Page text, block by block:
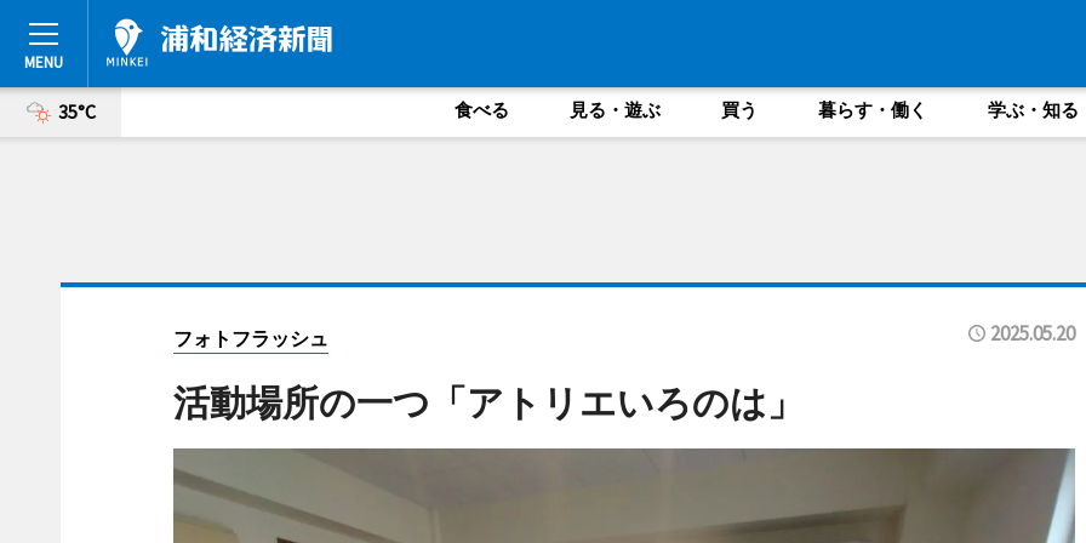
35°C 食べる 見る・遊ぶ 買う 暮らす・働く 学ぶ・知る
フォトフラッシュ 2025.05.20
活動場所の一つ「アトリエいろのは」